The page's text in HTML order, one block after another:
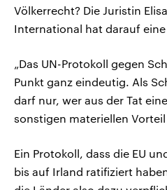
Völkerrecht? Die Juristin
International hat darauf
„Das UN-Protokoll gegen
Punkt ganz eindeutig. Als
darf nur, wer aus der Tat
sonstigen materiellen Vorteil
Ein Protokoll, dass die EU
bis auf Irland ratifiziert